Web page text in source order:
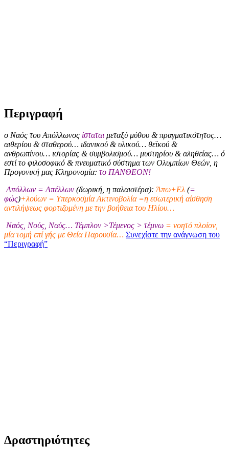
Περιγραφή
ο Ναός του Απόλλωνος ίσταται μεταξύ μύθου & πραγματικότητος…
αιθερίου & σταθερού… ιδανικού & υλικού… θεϊκού &
ανθρωπίνου… ιστορίας & συμβολισμού… μυστηρίου & αληθείας… ό
εστί το φιλοσοφικό & πνευματικό σύστημα των Ολυμπίων Θεών, η
Προγονική μας Κληρονομία: το ΠΑΝΘΕΟΝ!
Απόλλων = Απέλλων (δωρική, η παλαιοτέρα): Άπω+Ελ (=
φώς)+λούων = Υπερκοσμία Ακτινοβολία =η εσωτερική αίσθηση
αντιλήψεως φορτιζομένη με την βοήθεια του Ηλίου…
Ναός, Νούς, Ναύς… Τέμπλον >Τέμενος > τέμνω = νοητό πλοίον,
μία τομή επί γής με Θεία Παρουσία… Συνεχίστε την ανάγνωση του
“Περιγραφή”
Δραστηριότητες